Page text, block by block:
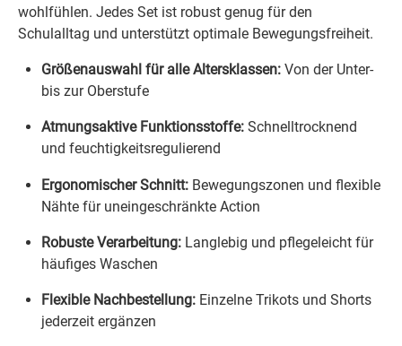
wohlfühlen. Jedes Set ist robust genug für den
Schulalltag und unterstützt optimale Bewegungsfreiheit.
Größenauswahl für alle Altersklassen: Von der Unter-
bis zur Oberstufe
Atmungsaktive Funktionsstoffe: Schnelltrocknend
und feuchtigkeitsregulierend
Ergonomischer Schnitt: Bewegungszonen und flexible
Nähte für uneingeschränkte Action
Robuste Verarbeitung: Langlebig und pflegeleicht für
häufiges Waschen
Flexible Nachbestellung: Einzelne Trikots und Shorts
jederzeit ergänzen